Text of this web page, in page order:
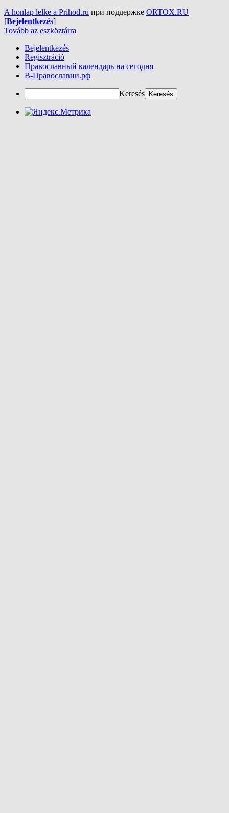
A honlap lelke a Prihod.ru при поддержке ORTOX.RU
[Bejelentkezés]
Tovább az eszköztárra
Bejelentkezés
Regisztráció
Православный календарь на сегодня
В-Православии.рф
Keresés